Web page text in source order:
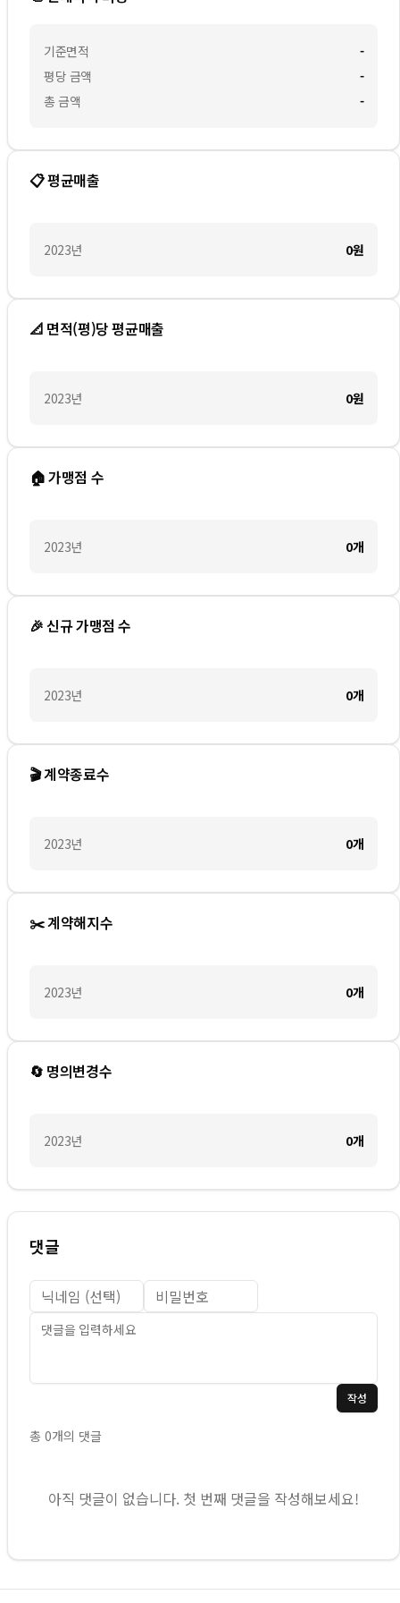
기준면적
평당 금액
총 금액
-
-
-
📋 평균매출
2023년 0원
📐 면적(평)당 평균매출
2023년 0원
🏠 가맹점 수
2023년 0개
🎉 신규 가맹점 수
2023년 0개
🎬 계약종료수
2023년 0개
✂️ 계약해지수
2023년 0개
🔄 명의변경수
2023년 0개
댓글
작성
총 0개의 댓글
아직 댓글이 없습니다. 첫 번째 댓글을 작성해보세요!